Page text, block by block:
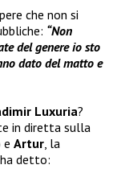
che non si
“Non
del genere io sto
dato del matto e
Luxuria?
in diretta sulla
e Artur, la
detto: